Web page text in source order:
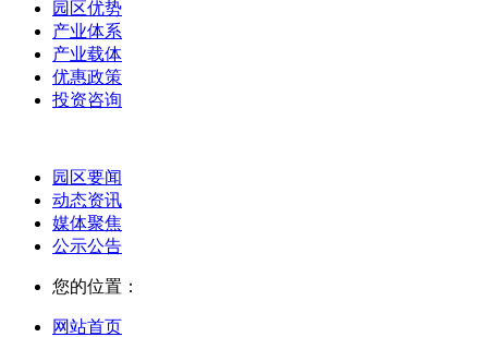
园区优势
产业体系
产业载体
优惠政策
投资咨询
园区要闻
动态资讯
媒体聚焦
公示公告
您的位置：
网站首页